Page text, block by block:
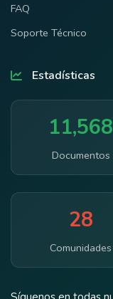
FAQ
Soporte Técnico
Estadísticas
11,568
Documentos
28
Comunidades